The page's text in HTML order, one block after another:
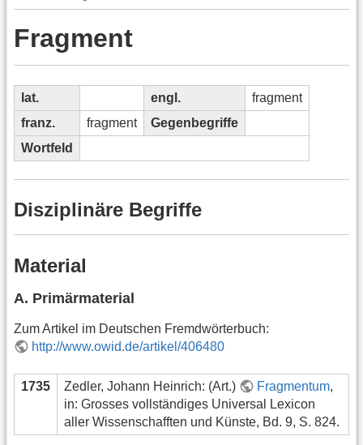
Fragment
lat. engl.
fragment
franz.
fragment
Gegenbegriffe
Wortfeld
Disziplinäre Begriffe
Material
A. Primärmaterial
Zum Artikel im Deutschen Fremdwörterbuch:
http://www.owid.de/artikel/406480
1735 Zedler, Johann Heinrich: (Art.) Fragmentum,
in: Grosses vollständiges Universal Lexicon
aller Wissenschafften und Künste, Bd. 9, S. 824.